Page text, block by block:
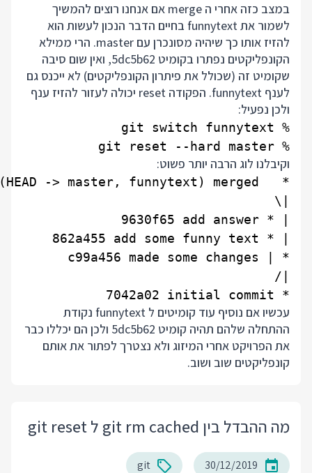
במצב כזה אחרי ה merge אם אנחנו רוצים להמשיך
לשמור את funnytext בחיים הדבר הנכון לעשות הוא
להזיז אותו כך שיהיה מסונכרן עם master. הרי ממילא
הקונפליקטים נפתרו בקומיט 5dc5b62, ואין שום סיבה
שקומיט זה (שכולל את פיתרון הקונפליקטים) לא ייכנס גם
לענף funnytext. הפקודה reset יכולה לעזור להזיז ענף
ולכן נפעיל:
% git reset --hard master
וקיבלנו לוג הרבה יותר פשוט:
* 7042a02 initial commit
עכשיו אם נוסיף עוד קומיטים ל funnytext נקודת
ההתחלה שלהם תהיה קומיט 5dc5b62 ולכן הם יכללו כבר
את הפרויקט אחרי המיזוג ולא נצטרך לפתור את אותם
קונפליקטים שוב ושוב.
מה ההבדל בין git rm cached ל git reset
30/12/2019
git